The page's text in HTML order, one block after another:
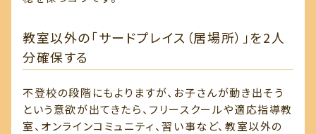
教室以外の「サードプレイス（居場所）」を2人
分確保する
不登校の段階にもよりますが、お子さんが動き出そう
という意欲が出てきたら、フリースクールや適応指導教
室、オンラインコミュニティ、習い事など、教室以外の